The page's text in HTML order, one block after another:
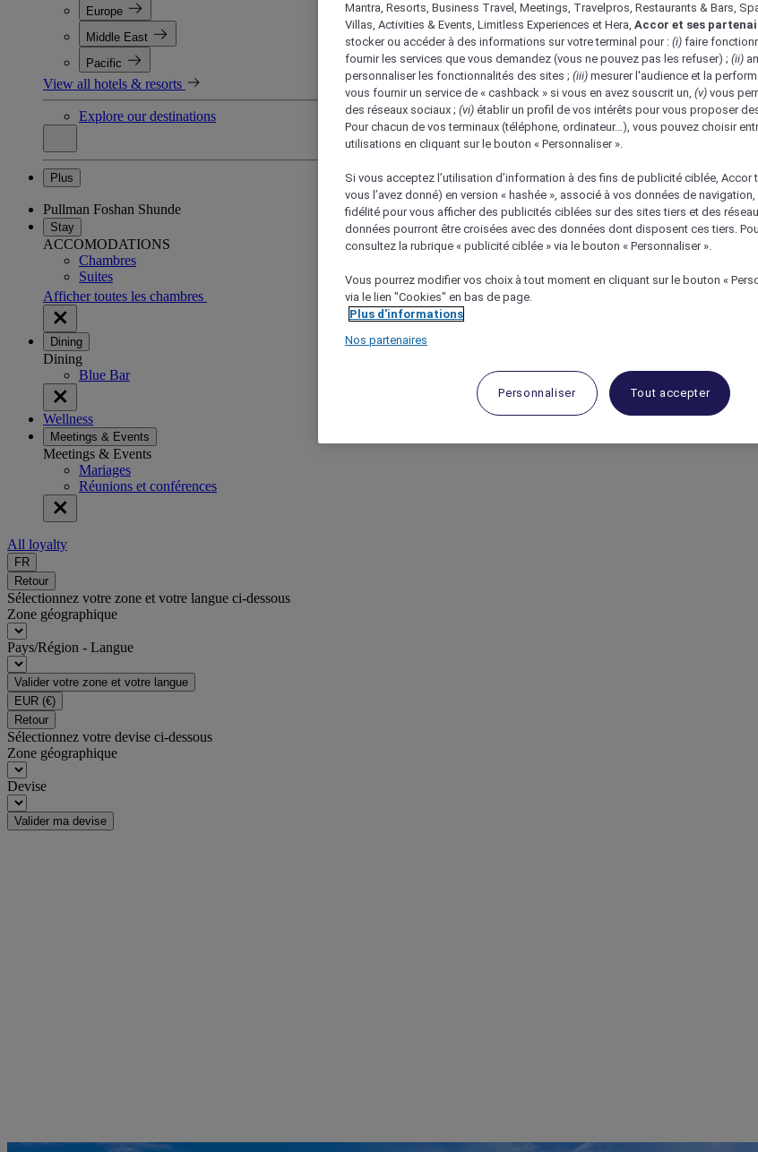
Europe
Middle East
Pacific
View all hotels & resorts
Explore our destinations
Plus
Pullman Foshan Shunde
Stay
ACCOMODATIONS
Chambres
Suites
Afficher toutes les chambres
Dining
Dining
Blue Bar
Wellness
Meetings & Events
Meetings & Events
Mariages
Réunions et conférences
All loyalty
FR
Retour
Sélectionnez votre zone et votre langue ci-dessous
Zone géographique
Pays/Région - Langue
Valider votre zone et votre langue
EUR (€)
Retour
Sélectionnez votre devise ci-dessous
Zone géographique
Devise
Valider ma devise
Mantra, Resorts, Business Travel, Meetings, Travelpros, Restaurants & Bars,
Villas, Activities & Events, Limitless Experiences et Hera, Accor et ses
stocker ou accéder à des informations sur votre terminal pour : (i) faire
fournir les services que vous demandez (vous ne pouvez pas les refuser) ; (ii)
personnaliser les fonctionnalités des sites ; (iii) mesurer l'audience et la
vous fournir un service de « cashback » si vous en avez souscrit un, (v) vous
des réseaux sociaux ; (vi) établir un profil de vos intérêts pour vous proposer
Pour chacun de vos terminaux (téléphone, ordinateur…), vous pouvez choisir
utilisations en cliquant sur le bouton « Personnaliser ».
Si vous acceptez l’utilisation d’information à des fins de publicité ciblée, Accor
vous l’avez donné) en version « hashée », associé à vos données de
fidélité pour vous afficher des publicités ciblées sur des sites tiers et des
données pourront être croisées avec des données dont disposent ces tiers.
consultez la rubrique « publicité ciblée » via le bouton « Personnaliser ».
Vous pourrez modifier vos choix à tout moment en cliquant sur le bouton «
via le lien "Cookies" en bas de page.
Plus d'informations
Nos partenaires
Personnaliser Tout accepter